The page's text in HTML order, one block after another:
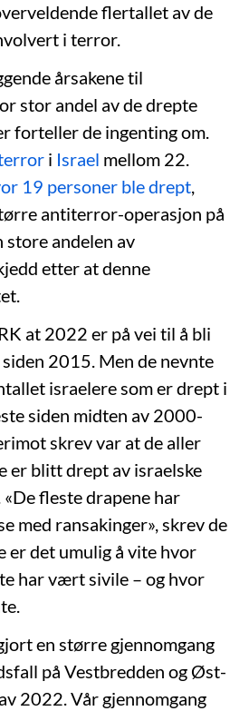
flertallet av de
i terror.
årsakene til
stor andel av de drepte
forteller de ingenting om.
i Israel mellom 22.
19 personer ble drept,
antiterror-operasjon på
store andelen av
etter at denne
at 2022 er på vei til å bli
2015. Men de nevnte
israelere som er drept i
siden midten av 2000-
skrev var at de aller
er blitt drept av israelske
fleste drapene har
med ransakinger», skrev de
er det umulig å vite hvor
har vært sivile – og hvor
en større gjennomgang
på Vestbredden og Øst-
2022. Vår gjennomgang